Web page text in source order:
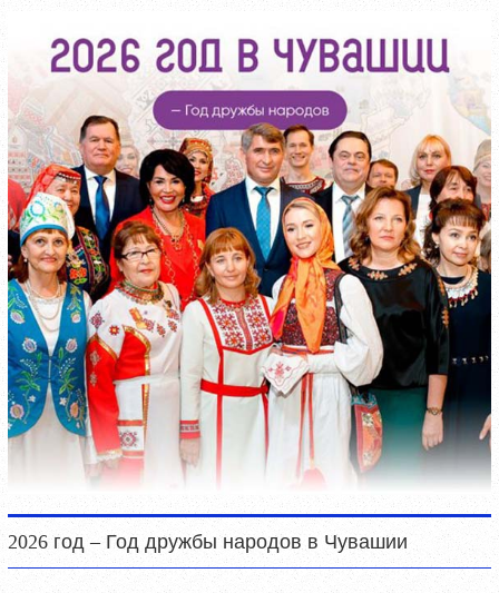
2026 год – Год дружбы народов в Чувашии